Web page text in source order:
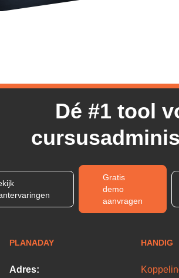
Dé #1 tool
Gratis
demo
aanvragen
PLANADAY
Adres:
HANDIG